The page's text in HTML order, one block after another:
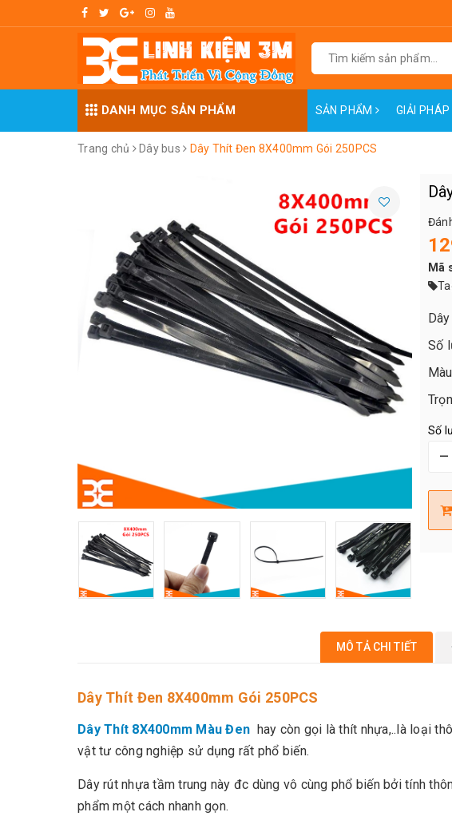
DANH MỤC SẢN PHẨM SẢN PHẨM GIẢI
Trang chủ Dây bus Dây Thít Đen 8X400mm Gói 250PCS
Mã
Số
Số
–
MÔ TẢ CHI TIẾT
Dây Thít Đen 8X400mm Gói 250PCS
Dây Thít 8X400mm Màu Đen hay còn gọi là thít nhựa,..là loại
vật tư công nghiệp sử dụng rất phổ biến.
Dây rút nhựa tầm trung này đc dùng vô cùng phổ biến bởi tính
phẩm một cách nhanh gọn.